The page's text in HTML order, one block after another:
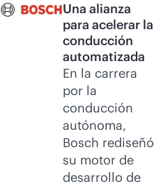
Una alianza
para acelerar la
conducción
automatizada
En la carrera
por la
conducción
autónoma,
Bosch rediseñó
su motor de
desarrollo de